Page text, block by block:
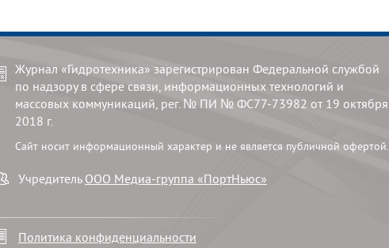
Журнал «Гидротехника» зарегистрирован Федеральной службой
по надзору в сфере связи, информационных технологий и
массовых коммуникаций, рег. № ПИ № ФС77-73982 от 19 октября
2018 г.
Сайт носит информационный характер и не является публичной офертой.
Учредитель ООО Медиа-группа «ПортНьюс»
Политика конфиденциальности